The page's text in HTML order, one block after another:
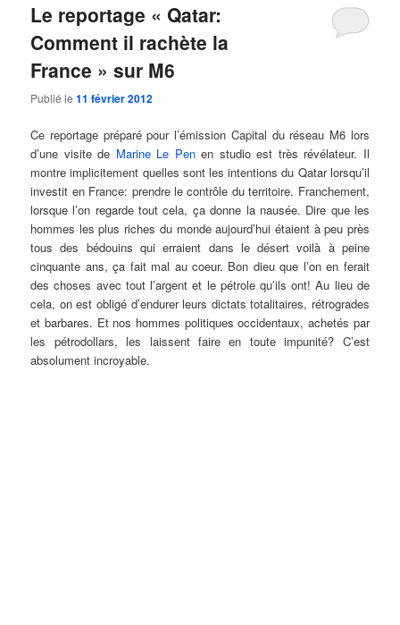
Le reportage « Qatar:
Comment il rachète la
France » sur M6
Publié le11 février 2012
Ce reportage préparé pour l’émission Capital du réseau M6 lors
d’une visite de Marine Le Penen studio est très révélateur. Il
montre implicitement quelles sont les intentions du Qatar lorsqu’il
investit en France: prendre le contrôle du territoire. Franchement,
lorsque l’on regarde tout cela, ça donne la nausée. Dire que les
hommes les plus riches du monde aujourd’hui étaient à peu près
tous des bédouins qui erraient dans le désert voilà à peine
cinquante ans, ça fait mal au coeur. Bon dieu que l’on en ferait
des choses avec tout l’argent et le pétrole qu’ils ont! Au lieu de
cela, on est obligé d’endurer leurs dictats totalitaires, rétrogrades
et barbares. Et nos hommes politiques occidentaux, achetés par
les pétrodollars, les laissent faire en toute impunité? C’est
absolument incroyable.